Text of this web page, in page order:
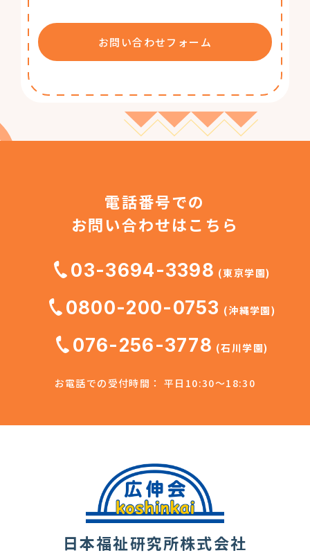
お問い合わせフォーム
電話番号での
お問い合わせはこちら
03-3694-3398 (東京学園)
0800-200-0753 (沖縄学園)
076-256-3778 (石川学園)
お電話での受付時間： 平日10:30～18:30
日本福祉研究所株式会社